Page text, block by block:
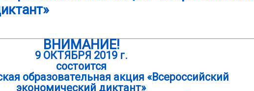
ВНИМАНИЕ!
9 ОКТЯБРЯ 2019 г.
состоится
образовательная акция «Всероссийский
экономический диктант»